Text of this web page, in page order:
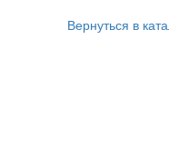
Вернуться в